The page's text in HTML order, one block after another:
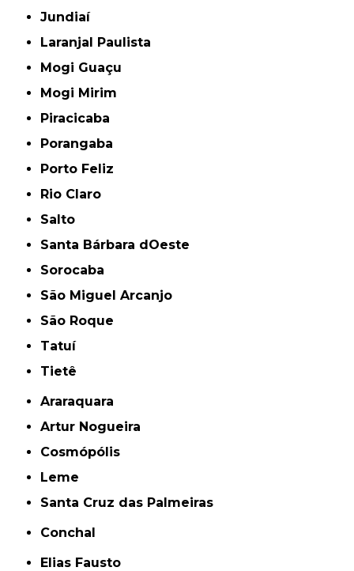
Jundiaí
Laranjal Paulista
Mogi Guaçu
Mogi Mirim
Piracicaba
Porangaba
Porto Feliz
Rio Claro
Salto
Santa Bárbara dOeste
Sorocaba
São Miguel Arcanjo
São Roque
Tatuí
Tietê
Araraquara
Artur Nogueira
Cosmópólis
Leme
Santa Cruz das Palmeiras
Conchal
Elias Fausto